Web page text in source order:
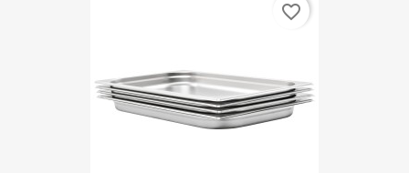
favorite_border